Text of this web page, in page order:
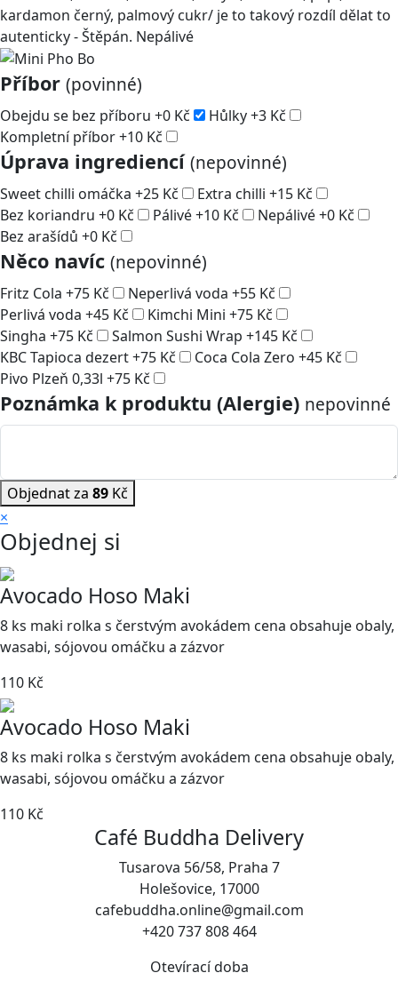
kardamon černý, palmový cukr/ je to takový rozdíl dělat to
autenticky - Štěpán. Nepálivé
Příbor (povinné)
Obejdu se bez příboru +0 Kč Hůlky+3 Kč
Kompletní příbor+10 Kč
Úprava ingrediencí (nepovinné)
Sweet chilli omáčka +25 Kč Extra chilli +15 Kč
Bez koriandru +0 Kč Pálivé+10 Kč Nepálivé+0 Kč
Bez arašídů +0 Kč
Něco navíc (nepovinné)
Fritz Cola +75 Kč Neperlivá voda +55 Kč
Perlivá voda +45 Kč Kimchi Mini +75 Kč
Singha +75 Kč Salmon Sushi Wrap +145 Kč
KBC Tapioca dezert+75 Kč Coca Cola Zero +45 Kč
Pivo Plzeň 0,33l +75 Kč
Poznámka k produktu (Alergie) nepovinné
Objednat za 89 Kč
×
Objednej si
Avocado Hoso Maki
8 ks maki rolka s čerstvým avokádem cena obsahuje obaly,
wasabi, sójovou omáčku a zázvor
110 Kč
Avocado Hoso Maki
8 ks maki rolka s čerstvým avokádem cena obsahuje obaly,
wasabi, sójovou omáčku a zázvor
110 Kč
Café Buddha Delivery
Tusarova 56/58, Praha 7
Holešovice, 17000
cafebuddha.online@gmail.com
+420 737 808 464
Otevírací doba